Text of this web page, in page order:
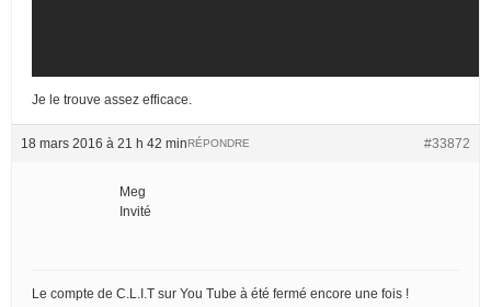
Je le trouve assez efficace.
18 mars 2016 à 21 h 42 min #33872
RÉPONDRE
Meg
Invité
Le compte de C.L.I.T sur You Tube à été fermé encore une fois !